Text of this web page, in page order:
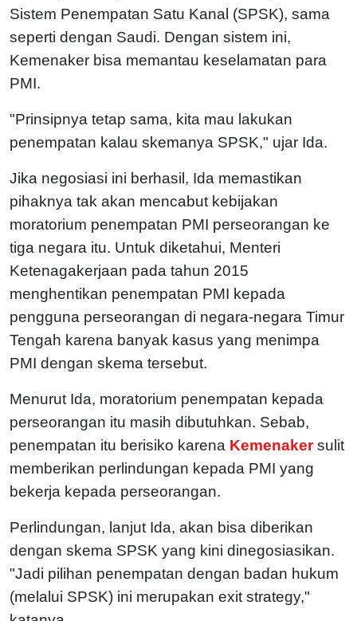
Sistem Penempatan Satu Kanal (SPSK), sama
seperti dengan Saudi. Dengan sistem ini,
Kemenaker bisa memantau keselamatan para
PMI.
"Prinsipnya tetap sama, kita mau lakukan
penempatan kalau skemanya SPSK," ujar Ida.
Jika negosiasi ini berhasil, Ida memastikan
pihaknya tak akan mencabut kebijakan
moratorium penempatan PMI perseorangan ke
tiga negara itu. Untuk diketahui, Menteri
Ketenagakerjaan pada tahun 2015
menghentikan penempatan PMI kepada
pengguna perseorangan di negara-negara Timur
Tengah karena banyak kasus yang menimpa
PMI dengan skema tersebut.
Menurut Ida, moratorium penempatan kepada
perseorangan itu masih dibutuhkan. Sebab,
penempatan itu berisiko karena Kemenakersulit
memberikan perlindungan kepada PMI yang
bekerja kepada perseorangan.
Perlindungan, lanjut Ida, akan bisa diberikan
dengan skema SPSK yang kini dinegosiasikan.
"Jadi pilihan penempatan dengan badan hukum
(melalui SPSK) ini merupakan exit strategy,"